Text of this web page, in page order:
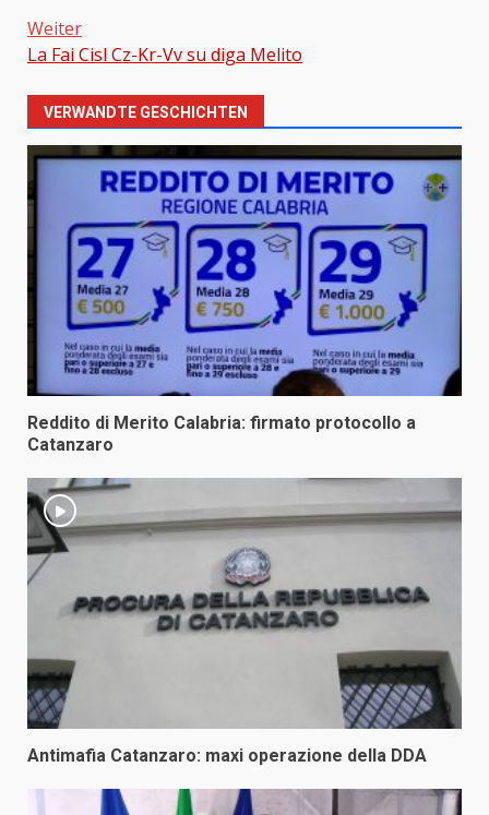
Weiter
La Fai Cisl Cz-Kr-Vv su diga Melito
VERWANDTE GESCHICHTEN
Reddito di Merito Calabria: firmato protocollo a
Catanzaro
Antimafia Catanzaro: maxi operazione della DDA